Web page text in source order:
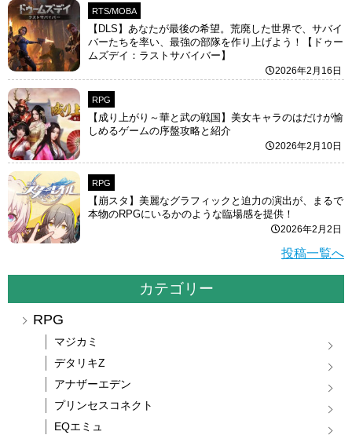
RTS/MOBA
【DLS】あなたが最後の希望。荒廃した世界で、サバイ
バーたちを率い、最強の部隊を作り上げよう！【ドゥー
ムズデイ：ラストサバイバー】
2026年2月16日
RPG
【成り上がり～華と武の戦国】美女キャラのはだけが愉
しめるゲームの序盤攻略と紹介
2026年2月10日
RPG
【崩スタ】美麗なグラフィックと迫力の演出が、まるで
本物のRPGにいるかのような臨場感を提供！
2026年2月2日
投稿一覧へ
カテゴリー
RPG
マジカミ
デタリキZ
アナザーエデン
プリンセスコネクト
EQエミュ